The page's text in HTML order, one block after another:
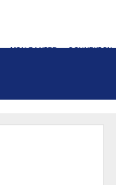
MON PANIER CONNEXION